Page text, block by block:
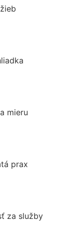
mieru
prax
za služby